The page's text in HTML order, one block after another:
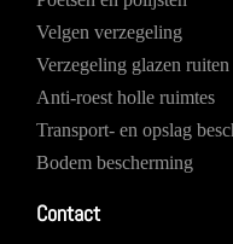
Velgen verzegeling
Verzegeling glazen ruiten
Anti-roest holle ruimtes
Transport- en opslag
Bodem bescherming
Contact